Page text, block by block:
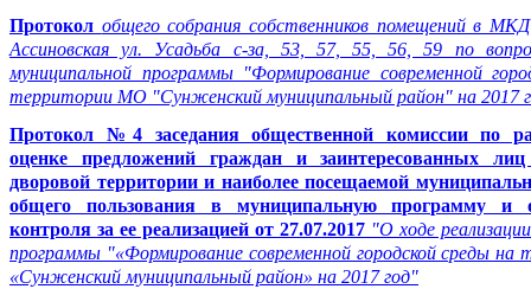
Протокол общего собрания собственников помещений в
Ассиновская ул. Усадьба с-за, 53, 57, 55, 56, 59 по
муниципальной программы "Формирование современной
территории МО "Сунженский муниципальный район" на 2017
Протокол №4 заседания общественной комиссии по
оценке предложений граждан и заинтересованных
дворовой территории и наиболее посещаемой
общего пользования в муниципальную программу и
контроля за ее реализацией от 27.07.2017 "О ходе
программы "«Формирование современной городской среды
«Сунженский муниципальный район» на 2017 год"